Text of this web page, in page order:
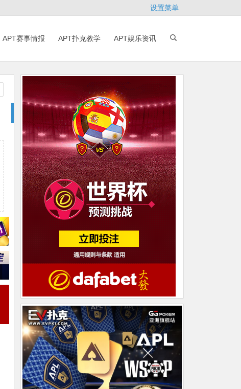
设置菜单
APT赛事情报 APT扑克教学 APT娱乐资讯